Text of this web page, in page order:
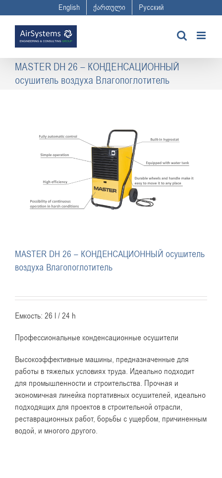
to
content
English ქართული Русский
MASTER DH 26 – КОНДЕНСАЦИОННЫЙ
осушитель воздуха Влагопоглотитель
MASTER DH 26 – КОНДЕНСАЦИОННЫЙ осушитель
воздуха Влагопоглотитель
Емкость: 26 l / 24 h
Профессиональные конденсационные осушители
Высокоэффективные машины, предназначенные для
работы в тяжелых условиях труда. Идеально подходит
для промышленности и строительства. Прочная и
экономичная линейка портативных осушителей, идеально
подходящих для проектов в строительной отрасли,
реставрационных работ, борьбы с ущербом, причиненным
водой, и многого другого.